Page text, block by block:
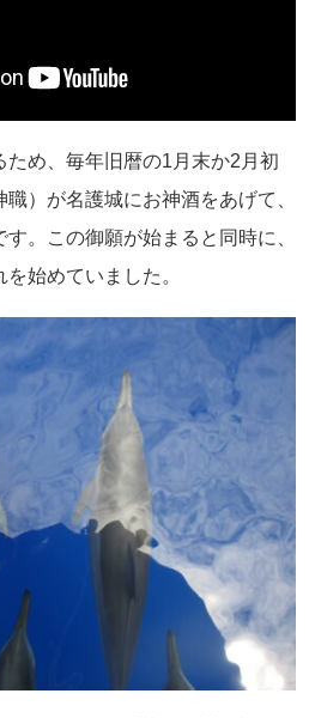
ため、毎年旧暦の1月末か2月初
）が名護城にお神酒をあげて、
。この御願が始まると同時に、
始めていました。